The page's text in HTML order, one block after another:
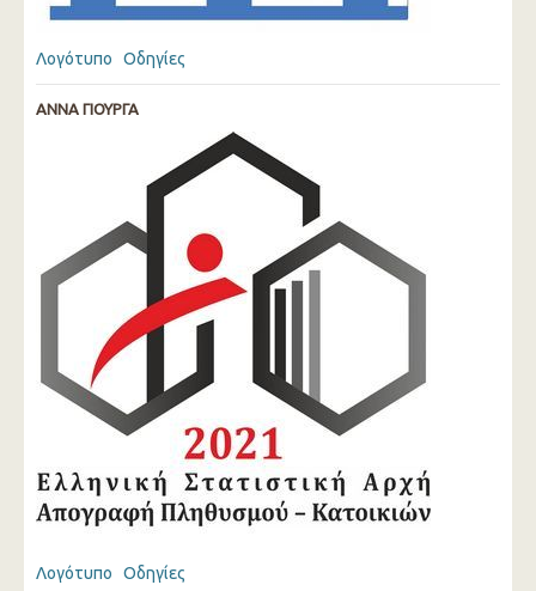
Λογότυπο Οδηγίες
ΑΝΝΑ ΓΙΟΥΡΓΑ
Λογότυπο Οδηγίες